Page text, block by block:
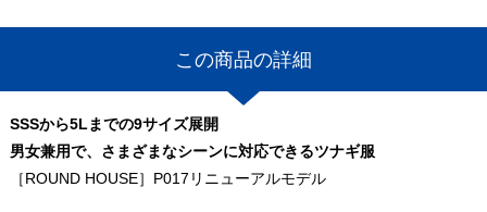
この商品の詳細
SSSから5Lまでの9サイズ展開
男女兼用で、さまざまなシーンに対応できるツナギ服
［ROUND HOUSE］P017リニューアルモデル